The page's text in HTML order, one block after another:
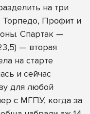
на три
Профит и
Спартак —
— вторая
на старте
и сейчас
для любой
с МГПУ, когда за